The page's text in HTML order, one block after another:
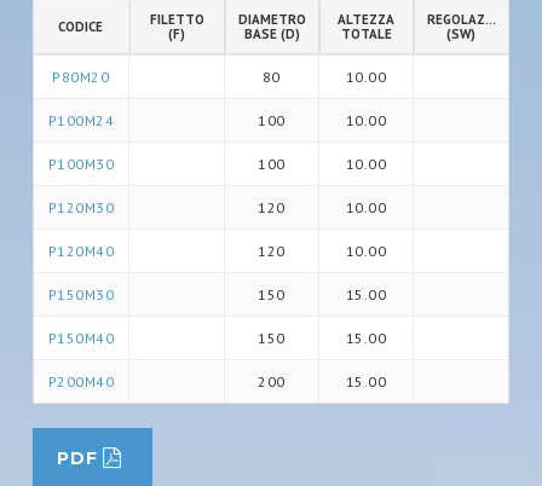
CODICE
FILETTO
(F)
DIAMETRO
BASE (D)
ALTEZZA
TOTALE
REGOLAZIONE
(SW)
P80M20 80 10.00
P100M24 100 10.00
P100M30 100 10.00
P120M30 120 10.00
P120M40 120 10.00
P150M30 150 15.00
P150M40 150 15.00
P200M40 200 15.00
PDF